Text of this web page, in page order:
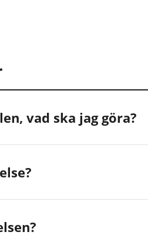
vad ska jag göra?